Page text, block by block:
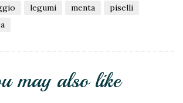
legumi menta
piselli
may also like